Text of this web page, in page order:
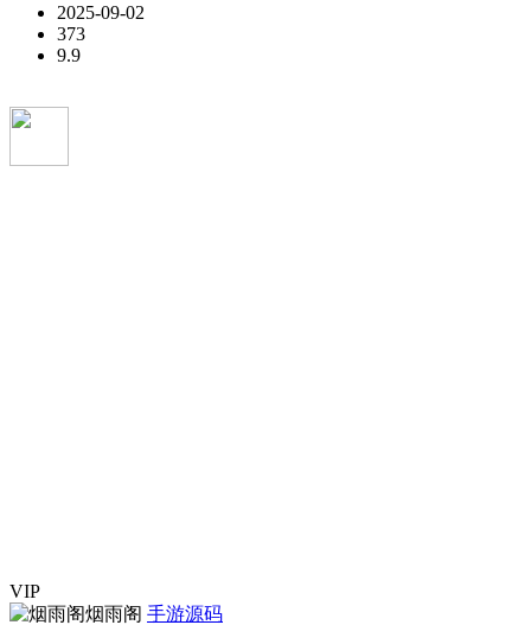
2025-09-02
373
9.9
VIP
烟雨阁 手游源码